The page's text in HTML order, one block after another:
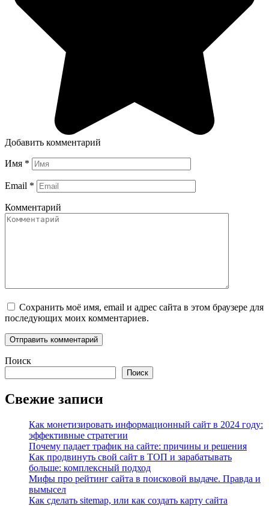
Добавить комментарий
Имя *
Email *
Комментарий
Сохранить моё имя, email и адрес сайта в этом браузере для
последующих моих комментариев.
Поиск
Поиск
Свежие записи
Как монетизировать информационный сайт в 2024 году:
эффективные стратегии
Почему падает трафик на сайте: причины и решения
Как продвинуть свой сайт в ТОП и зарабатывать
больше: комплексный подход
Мифы про рейтинг сайта в поисковой выдаче. Правда и
вымысел
Как сделать sitemap, или как создать карту сайта